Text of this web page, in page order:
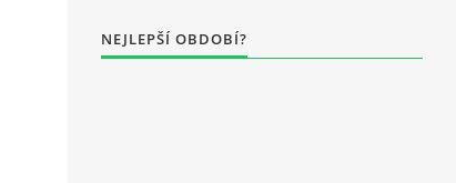
NEJLEPŠÍ OBDOBÍ?